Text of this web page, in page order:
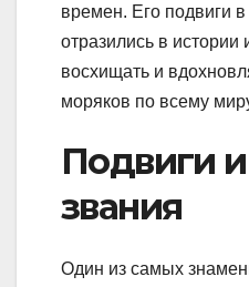
времен. Его подвиги
отразились в
восхищать и
моряков по всему
Подвиги
звания
Один из самых